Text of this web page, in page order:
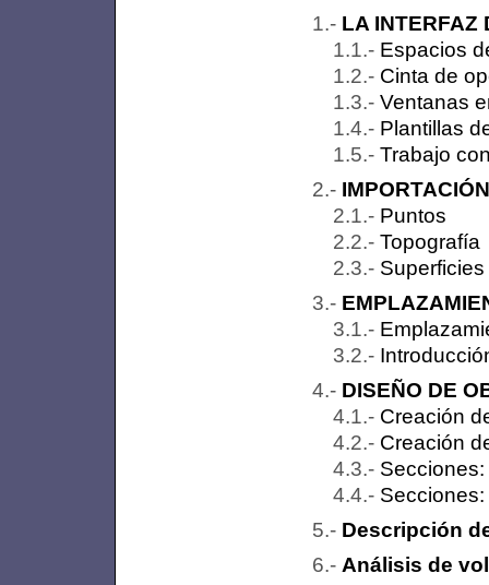
LA INTERFAZ
Espacios
Cinta de
Ventanas
Plantillas
Trabajo
Puntos
Topografía
Superficies
DISEÑO DE
Creación
Creación
Descripción
Análisis de